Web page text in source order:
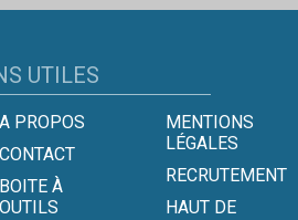
UTILES
A PROPOS
CONTACT
BOITE À
OUTILS
MENTIONS
LÉGALES
RECRUTEMENT
HAUT DE